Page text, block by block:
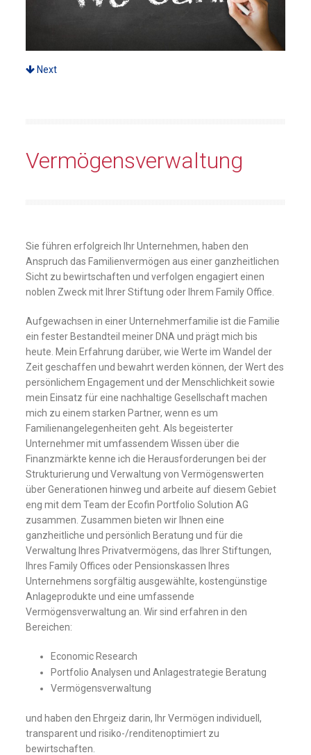
Next
Vermögensverwaltung
Sie führen erfolgreich Ihr Unternehmen, haben den
Anspruch das Familienvermögen aus einer ganzheitlichen
Sicht zu bewirtschaften und verfolgen engagiert einen
noblen Zweck mit Ihrer Stiftung oder Ihrem Family Office.
Aufgewachsen in einer Unternehmerfamilie ist die Familie
ein fester Bestandteil meiner DNA und prägt mich bis
heute. Mein Erfahrung darüber, wie Werte im Wandel der
Zeit geschaffen und bewahrt werden können, der Wert des
persönlichem Engagement und der Menschlichkeit sowie
mein Einsatz für eine nachhaltige Gesellschaft machen
mich zu einem starken Partner, wenn es um
Familienangelegenheiten geht. Als begeisterter
Unternehmer mit umfassendem Wissen über die
Finanzmärkte kenne ich die Herausforderungen bei der
Strukturierung und Verwaltung von Vermögenswerten
über Generationen hinweg und arbeite auf diesem Gebiet
eng mit dem Team der Ecofin Portfolio Solution AG
zusammen. Zusammen bieten wir Ihnen eine
ganzheitliche und persönlich Beratung und für die
Verwaltung Ihres Privatvermögens, das Ihrer Stiftungen,
Ihres Family Offices oder Pensionskassen Ihres
Unternehmens sorgfältig ausgewählte, kostengünstige
Anlageprodukte und eine umfassende
Vermögensverwaltung an. Wir sind erfahren in den
Bereichen:
Economic Research
Portfolio Analysen und Anlagestrategie Beratung
Vermögensverwaltung
und haben den Ehrgeiz darin, Ihr Vermögen individuell,
transparent und risiko-/renditenoptimiert zu
bewirtschaften.